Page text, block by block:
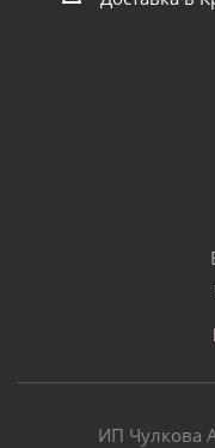
ИП Чулкова